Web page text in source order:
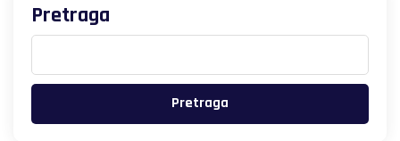
Pretraga
Pretraga